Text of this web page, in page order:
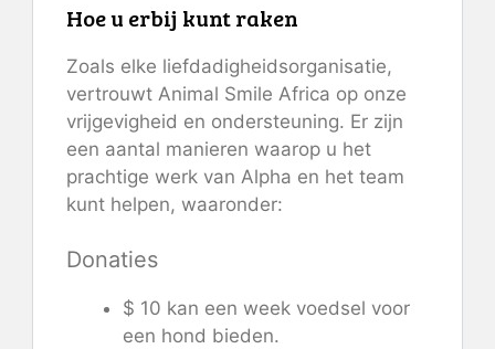
Hoe u erbij kunt raken
Zoals elke liefdadigheidsorganisatie,
vertrouwt Animal Smile Africa op onze
vrijgevigheid en ondersteuning. Er zijn
een aantal manieren waarop u het
prachtige werk van Alpha en het team
kunt helpen, waaronder:
Donaties
$ 10 kan een week voedsel voor
een hond bieden.